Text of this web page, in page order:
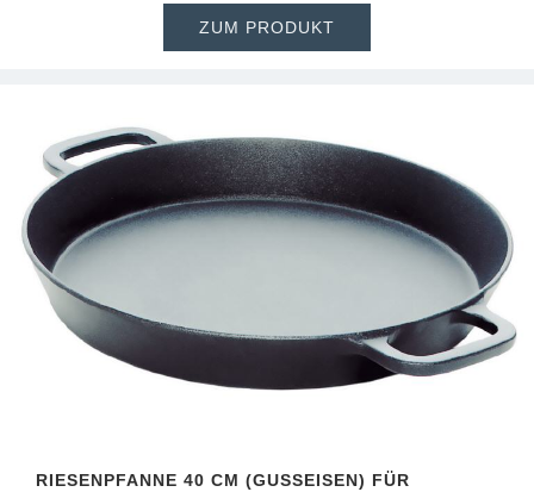
ZUM PRODUKT
RIESENPFANNE 40 CM (GUSSEISEN) FÜR H